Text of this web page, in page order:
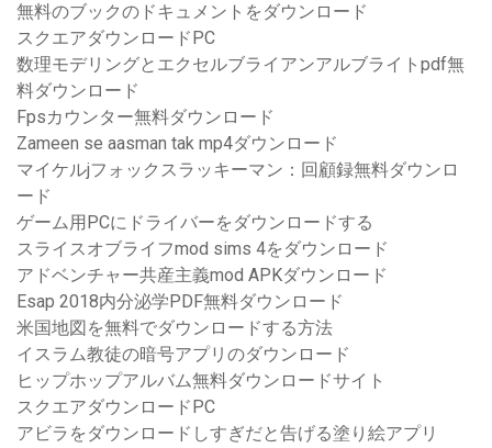
無料のブックのドキュメントをダウンロード
スクエアダウンロードPC
数理モデリングとエクセルブライアンアルブライトpdf無
料ダウンロード
Fpsカウンター無料ダウンロード
Zameen se aasman tak mp4ダウンロード
マイケルjフォックスラッキーマン：回顧録無料ダウンロ
ード
ゲーム用PCにドライバーをダウンロードする
スライスオブライフmod sims 4をダウンロード
アドベンチャー共産主義mod APKダウンロード
Esap 2018内分泌学PDF無料ダウンロード
米国地図を無料でダウンロードする方法
イスラム教徒の暗号アプリのダウンロード
ヒップホップアルバム無料ダウンロードサイト
スクエアダウンロードPC
アビラをダウンロードしすぎだと告げる塗り絵アプリ